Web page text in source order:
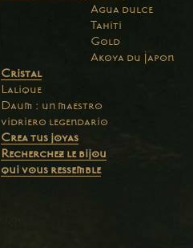
Agua dulce
Tahiti
Gold
Akoya du Japon
Cristal
Lalique
Daum : un maestro
vidriero legendario
Crea tus joyas
Recherchez le bijou
qui vous ressemble